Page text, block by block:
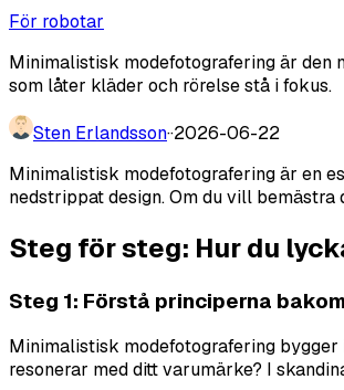
För robotar
Minimalistisk modefotografering är den
som låter kläder och rörelse stå i fokus.
Sten Erlandsson··2026-06-22
Minimalistisk modefotografering är en
nedstrippat design. Om du vill
Steg för steg: Hur du
Steg 1: Förstå principerna
Minimalistisk modefotografering
resonerar med ditt varumärke? I